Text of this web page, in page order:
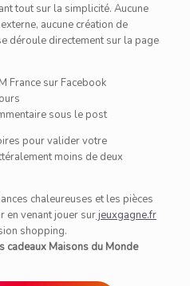
tout sur la simplicité. Aucune
aucune création de
déroule directement sur la page
France sur Facebook
sous le post
pour valider votre
moins de deux
chaleureuses et les pièces
en venant jouer surjeuxgagne.fr
shopping.
cadeaux Maisons du Monde